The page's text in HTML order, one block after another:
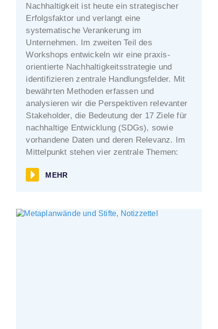
Nachhaltigkeit ist heute ein strategischer
Erfolgsfaktor und verlangt eine
systematische Verankerung im
Unternehmen. Im zweiten Teil des
Workshops entwickeln wir eine praxis-
orientierte Nachhaltigkeitsstrategie und
identifizieren zentrale Handlungsfelder. Mit
bewährten Methoden erfassen und
analysieren wir die Perspektiven relevanter
Stakeholder, die Bedeutung der 17 Ziele für
nachhaltige Entwicklung (SDGs), sowie
vorhandene Daten und deren Relevanz. Im
Mittelpunkt stehen vier zentrale Themen:
MEHR